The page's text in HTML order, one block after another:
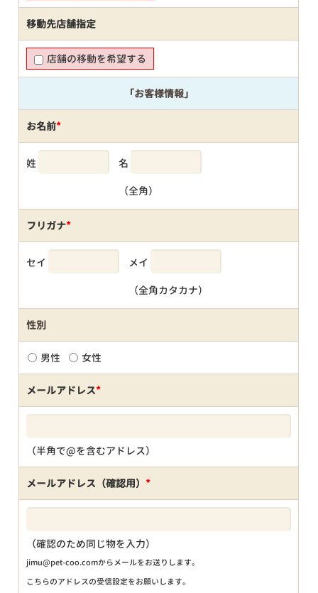
移動先店舗指定
店舗の移動を希望する
「お客様情報」
お名前*
姓 名
（全角）
フリガナ*
セイ メイ
（全角カタカナ）
性別
男性 女性
メールアドレス*
（半角で@を含むアドレス）
メールアドレス（確認用） *
（確認のため同じ物を入力）
jimu@pet-coo.comからメールをお送りします。
こちらのアドレスの受信設定をお願いします。